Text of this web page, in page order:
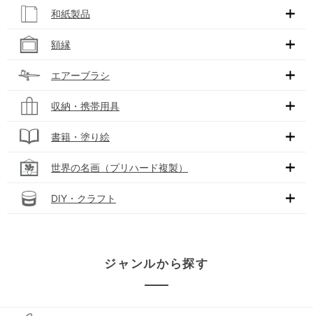
和紙製品
額縁
エアーブラシ
収納・携帯用具
書籍・塗り絵
世界の名画（プリハード複製）
DIY・クラフト
ジャンルから探す